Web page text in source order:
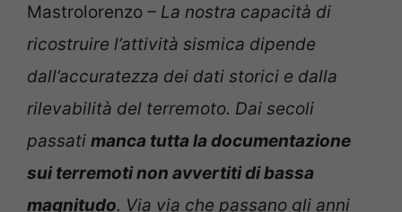
Mastrolorenzo – La nostra capacità di
ricostruire l’attività sismica dipende
dall’accuratezza dei dati storici e dalla
rilevabilità del terremoto. Dai secoli
passati manca tutta la documentazione
sui terremoti non avvertiti di bassa
magnitudo. Via via che passano gli anni